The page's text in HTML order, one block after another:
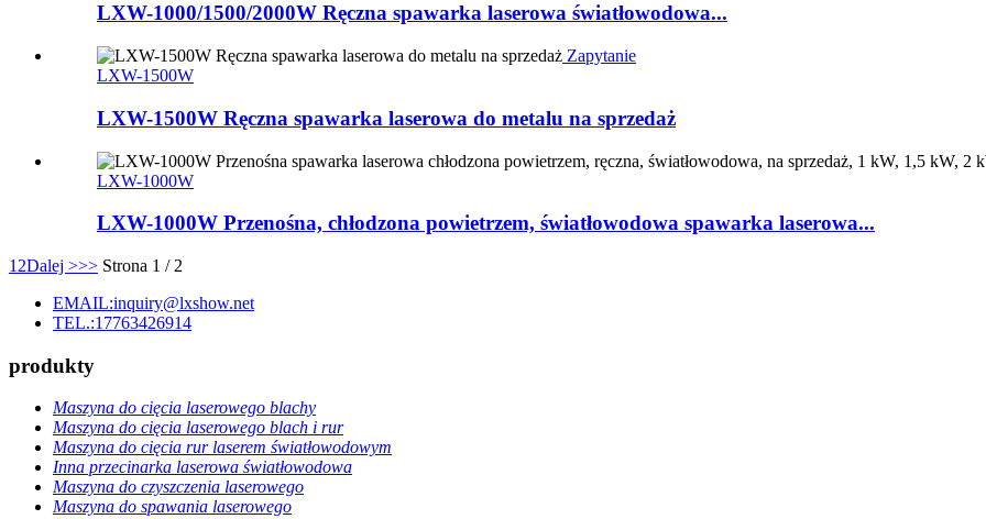
LXW-1000/1500/2000W Ręczna spawarka laserowa światłowodowa...
Zapytanie
LXW-1500W
LXW-1500W Ręczna spawarka laserowa do metalu na sprzedaż
LXW-1000W
LXW-1000W Przenośna, chłodzona powietrzem, światłowodowa spawarka laserowa...
1 2Dalej >>> Strona 1 / 2
EMAIL:inquiry@lxshow.net
TEL.:17763426914
produkty
Maszyna do cięcia laserowego blachy
Maszyna do cięcia laserowego blach i rur
Maszyna do cięcia rur laserem światłowodowym
Inna przecinarka laserowa światłowodowa
Maszyna do czyszczenia laserowego
Maszyna do spawania laserowego